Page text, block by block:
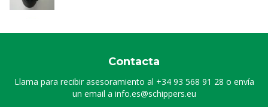
Botella para Pistola Espuma 2 L Bidon
8804977
Contacta
Llama para recibir asesoramiento al +34 93 568 91 28 o envía
un email a info.es@schippers.eu